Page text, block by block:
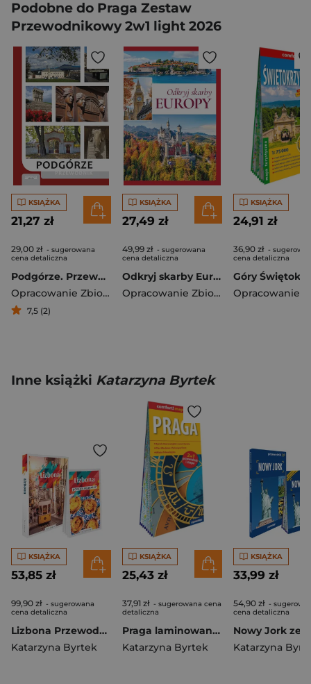
Podobne do Praga Zestaw
Przewodnikowy 2w1 light 2026
KSIĄŻKA
21,27 zł
29,00 zł - sugerowana
cena detaliczna
Podgórze. Przewodnik wyd. 5
Opracowanie Zbiorowe
7,5 (2)
KSIĄŻKA
27,49 zł
49,99 zł - sugerowana
cena detaliczna
Odkryj skarby Europy
Opracowanie Zbiorowe
KSIĄŻKA
24,91 zł
36,90 zł -
cena detaliczna
Inne książki Katarzyna Byrtek
KSIĄŻKA
53,85 zł
99,90 zł - sugerowana
cena detaliczna
Lizbona Przewodnik ilustrowany z dodatkiem kulinarnym Terramare 2026
Katarzyna Byrtek
KSIĄŻKA
25,43 zł
37,91 zł - sugerowana cena
detaliczna
Praga laminowany przewodnik i mapa 2w1
Katarzyna Byrtek
KSIĄŻKA
33,99 zł
54,90 zł -
cena detaliczna
Katarzyna